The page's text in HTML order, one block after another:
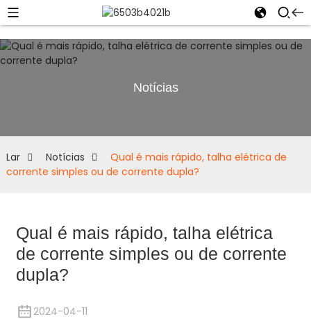
Notícias
Lar Notícias
Qual é mais rápido, talha elétrica de
corrente simples ou de corrente dupla?
Qual é mais rápido, talha elétrica
de corrente simples ou de corrente
dupla?
2024-04-11